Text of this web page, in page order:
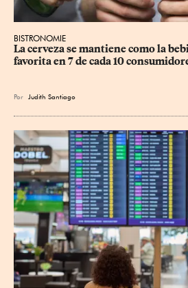
BISTRONOMIE
La cerveza se mantiene como la
favorita en 7 de cada 10
Por Judith Santiago